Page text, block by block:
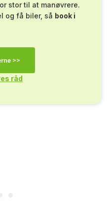
stor til at manøvrere.
og få biler, så book i
>>
råd